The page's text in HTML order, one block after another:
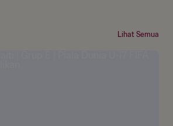
Lihat Semua